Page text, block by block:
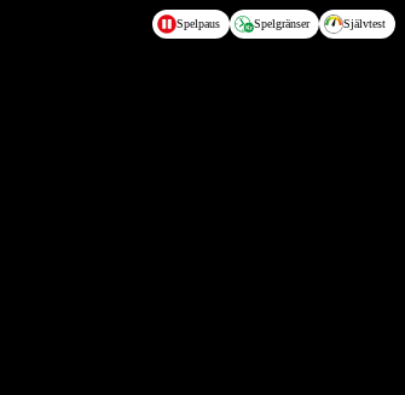
Spelpaus Spelgränser Självtest